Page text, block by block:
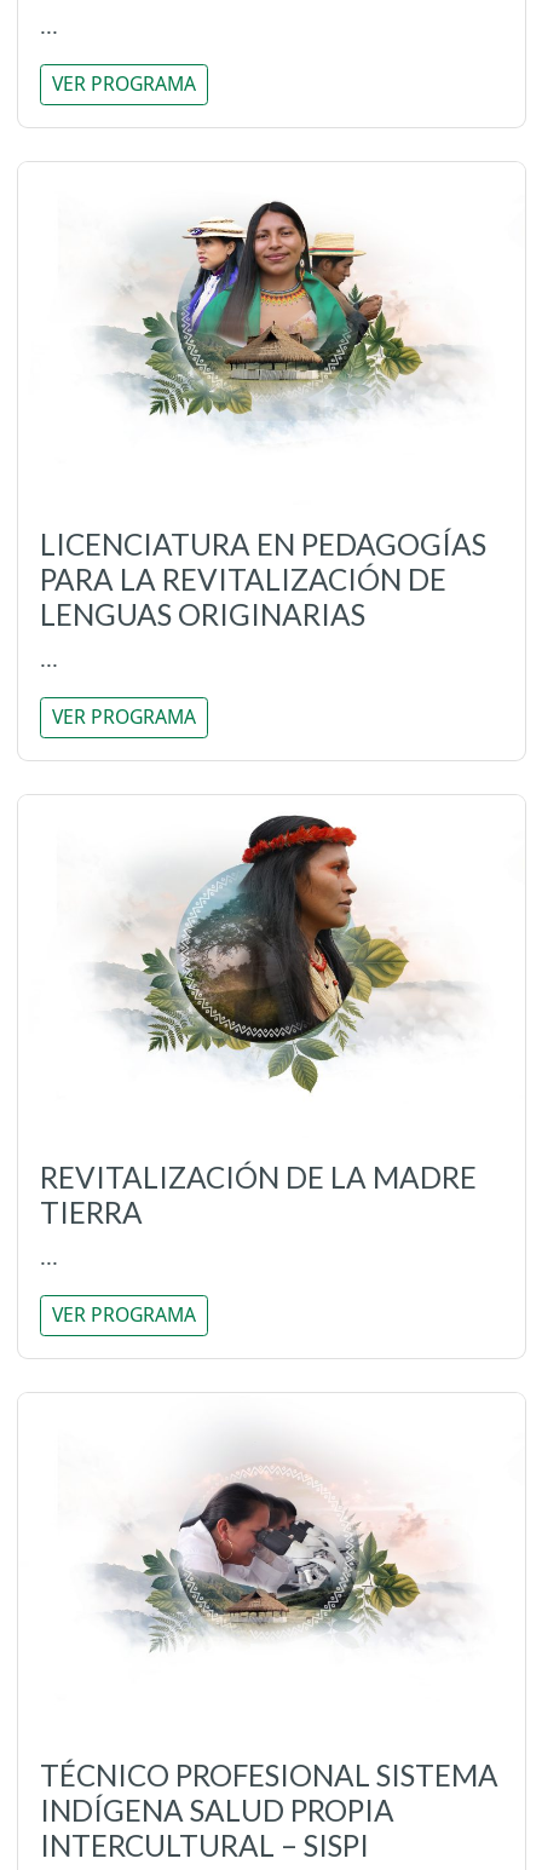
...
VER PROGRAMA
LICENCIATURA EN PEDAGOGÍAS
PARA LA REVITALIZACIÓN DE
LENGUAS ORIGINARIAS
...
VER PROGRAMA
REVITALIZACIÓN DE LA MADRE
TIERRA
...
VER PROGRAMA
TÉCNICO PROFESIONAL SISTEMA
INDÍGENA SALUD PROPIA
INTERCULTURAL – SISPI